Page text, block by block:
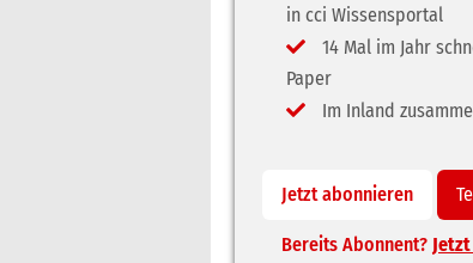
in cci Wissensportal
14 Mal im Jahr
Paper
Im Inland
Jetzt abonnieren
Bereits Abonnent?